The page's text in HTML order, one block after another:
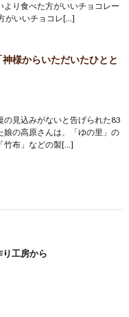
より食べた方がいいチョコレー
がいいチョコレ[…]
様からいただいたひとと
の見込みがないと告げられた83
娘の高原さんは、「ゆの里」の
竹布」などの製[…]
工房から